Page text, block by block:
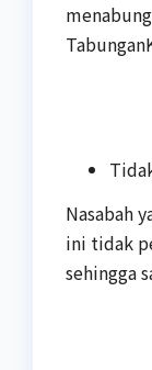
Nasabah
ini tidak
sehingga